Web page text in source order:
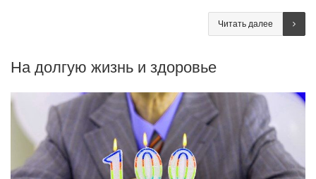
Читать далее
На долгую жизнь и здоровье